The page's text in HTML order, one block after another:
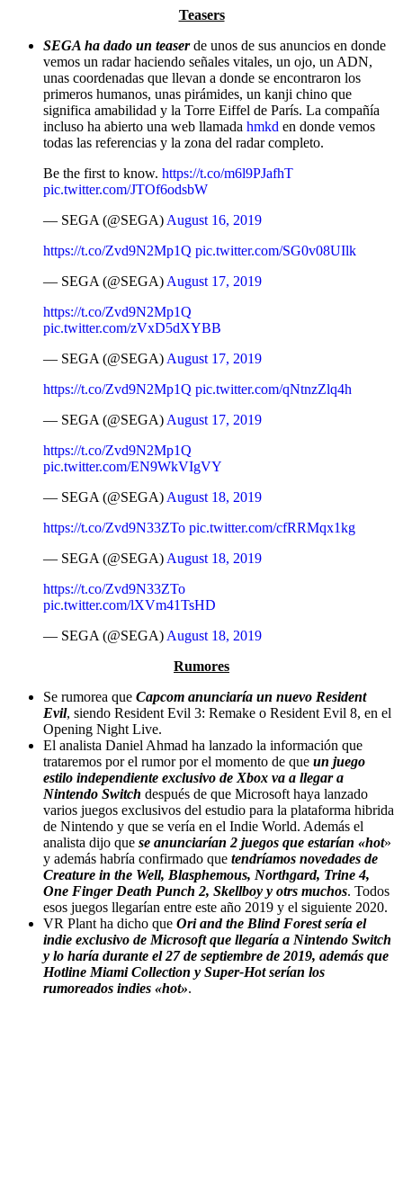
Teasers
SEGA ha dado un teaserde unos de sus anuncios en donde
vemos un radar haciendo señales vitales, un ojo, un ADN,
unas coordenadas que llevan a donde se encontraron los
primeros humanos, unas pirámides, un kanji chino que
significa amabilidad y la Torre Eiffel de París. La compañía
incluso ha abierto una web llamada hmkd en donde vemos
todas las referencias y la zona del radar completo.
Be the first to know. https://t.co/m6l9PJafhT
pic.twitter.com/JTOf6odsbW
— SEGA (@SEGA) August 16, 2019
https://t.co/Zvd9N2Mp1Q pic.twitter.com/SG0v08UIlk
— SEGA (@SEGA) August 17, 2019
https://t.co/Zvd9N2Mp1Q
pic.twitter.com/zVxD5dXYBB
— SEGA (@SEGA) August 17, 2019
https://t.co/Zvd9N2Mp1Q pic.twitter.com/qNtnzZlq4h
— SEGA (@SEGA) August 17, 2019
https://t.co/Zvd9N2Mp1Q
pic.twitter.com/EN9WkVIgVY
— SEGA (@SEGA) August 18, 2019
https://t.co/Zvd9N33ZTo pic.twitter.com/cfRRMqx1kg
— SEGA (@SEGA) August 18, 2019
https://t.co/Zvd9N33ZTo
pic.twitter.com/lXVm41TsHD
— SEGA (@SEGA) August 18, 2019
Rumores
Se rumorea que Capcom anunciaría un nuevo Resident
Evil, siendo Resident Evil 3: Remake o Resident Evil 8, en el
Opening Night Live.
El analista Daniel Ahmad ha lanzado la información que
trataremos por el rumor por el momento de que un juego
estilo independiente exclusivo de Xbox va a llegar a
Nintendo Switch después de que Microsoft haya lanzado
varios juegos exclusivos del estudio para la plataforma hibrida
de Nintendo y que se vería en el Indie World. Además el
analista dijo que se anunciarían 2 juegos que estarían «hot»
y además habría confirmado que tendríamos novedades de
Creature in the Well, Blasphemous, Northgard, Trine 4,
One Finger Death Punch 2, Skellboy y otrs muchos. Todos
esos juegos llegarían entre este año 2019 y el siguiente 2020.
VR Plant ha dicho que Ori and the Blind Forest sería el
indie exclusivo de Microsoft que llegaría a Nintendo Switch
y lo haría durante el 27 de septiembre de 2019, además que
Hotline Miami Collection y Super-Hot serían los
rumoreados indies «hot».